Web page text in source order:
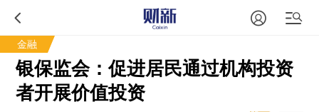
金融
银保监会：促进居民通过机构投资
者开展价值投资